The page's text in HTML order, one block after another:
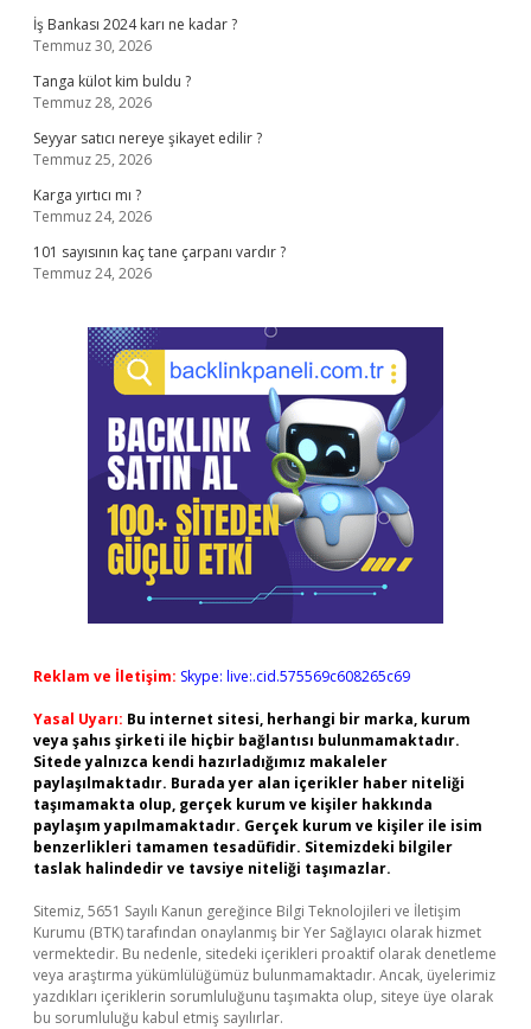
İş Bankası 2024 karı ne kadar ?
Temmuz 30, 2026
Tanga külot kim buldu ?
Temmuz 28, 2026
Seyyar satıcı nereye şikayet edilir ?
Temmuz 25, 2026
Karga yırtıcı mı ?
Temmuz 24, 2026
101 sayısının kaç tane çarpanı vardır ?
Temmuz 24, 2026
Reklam ve İletişim: Skype: live:.cid.575569c608265c69
Yasal Uyarı: Bu internet sitesi, herhangi bir marka, kurum
veya şahıs şirketi ile hiçbir bağlantısı bulunmamaktadır.
Sitede yalnızca kendi hazırladığımız makaleler
paylaşılmaktadır. Burada yer alan içerikler haber niteliği
taşımamakta olup, gerçek kurum ve kişiler hakkında
paylaşım yapılmamaktadır. Gerçek kurum ve kişiler ile isim
benzerlikleri tamamen tesadüfidir. Sitemizdeki bilgiler
taslak halindedir ve tavsiye niteliği taşımazlar.
Sitemiz, 5651 Sayılı Kanun gereğince Bilgi Teknolojileri ve İletişim
Kurumu (BTK) tarafından onaylanmış bir Yer Sağlayıcı olarak hizmet
vermektedir. Bu nedenle, sitedeki içerikleri proaktif olarak denetleme
veya araştırma yükümlülüğümüz bulunmamaktadır. Ancak, üyelerimiz
yazdıkları içeriklerin sorumluluğunu taşımakta olup, siteye üye olarak
bu sorumluluğu kabul etmiş sayılırlar.